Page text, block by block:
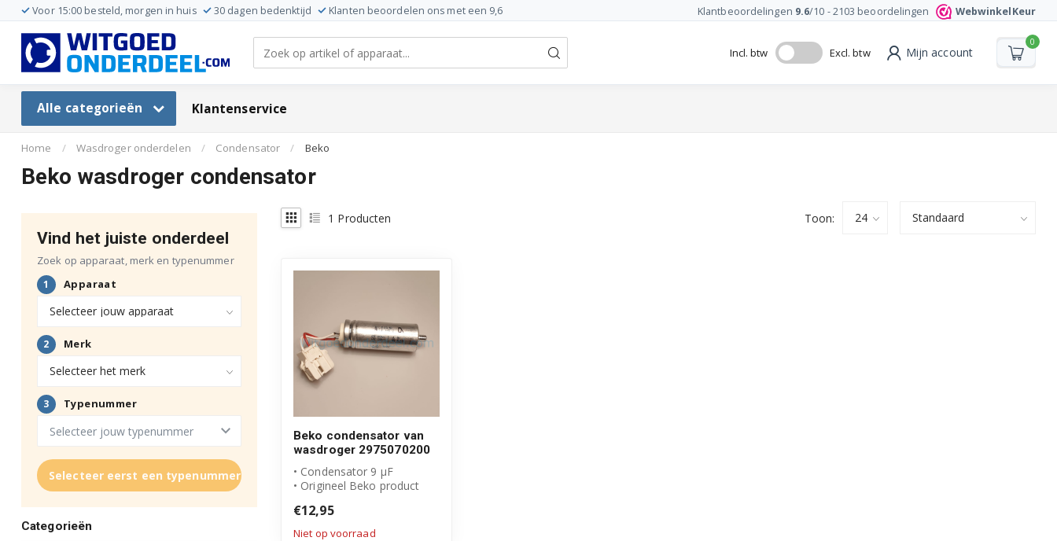
Voor 15:00 besteld, morgen in huis 30 dagen bedenktijd Klanten beoordelen ons met een 9,6 Klantbeoordelingen 9.6/10 -2103 beoordelingen WebwinkelKeur
Incl. btw Excl. btw Mijn account
0
Alle categorieën Klantenservice
Home / Wasdroger onderdelen / Condensator / Beko
Beko wasdroger condensator
Vind het juiste onderdeel
Zoek op apparaat, merk en typenummer
Selecteer eerst een typenummer
Categorieën
1 Producten Toon:
Beko condensator van
wasdroger 2975070200
• Condensator 9 μF
• Origineel Beko product
2975070200
€12,95
Niet op voorraad